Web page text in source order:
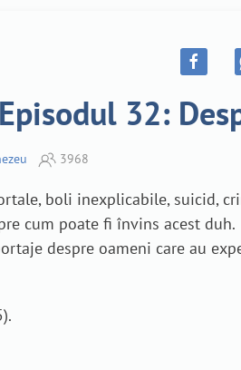
32:
3968
boli inexplicabile, suicid,
cum poate fi învins acest duh.
despre oameni care au